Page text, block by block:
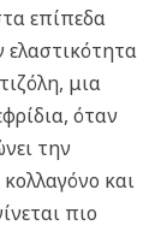
επίπεδα
μια
όταν
την
και
πιο